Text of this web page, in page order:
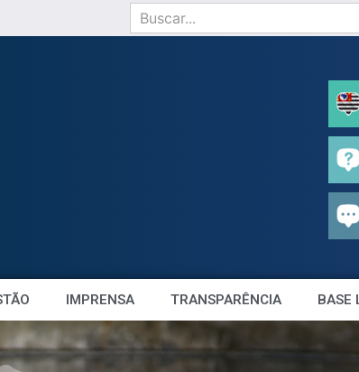
IMPRENSA TRANSPARÊNCIA BASE